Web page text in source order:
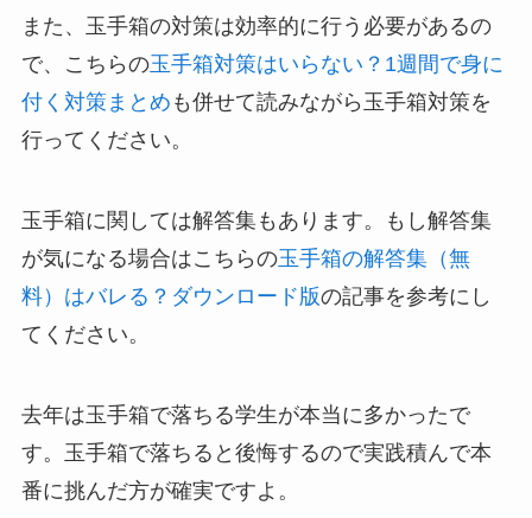
また、玉手箱の対策は効率的に行う必要があるの
で、こちらの玉手箱対策はいらない？1週間で身に
付く対策まとめ も併せて読みながら玉手箱対策を
行ってください。
玉手箱に関しては解答集もあります。もし解答集
が気になる場合はこちらの玉手箱の解答集（無
料）はバレる？ダウンロード版の記事を参考にし
てください。
去年は玉手箱で落ちる学生が本当に多かったで
す。玉手箱で落ちると後悔するので実践積んで本
番に挑んだ方が確実ですよ。